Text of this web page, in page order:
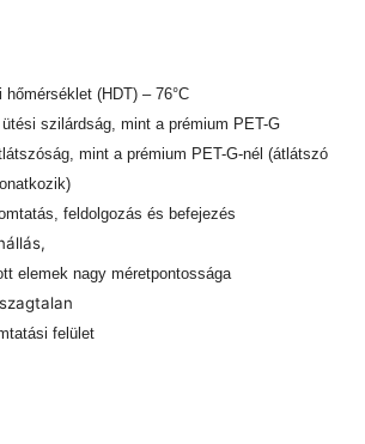
hőmérséklet (HDT) – 76°C
szilárdság, mint a prémium PET-G
mint a prémium PET-G-nél (átlátszó
feldolgozás és befejezés
elemek nagy méretpontossága
felület